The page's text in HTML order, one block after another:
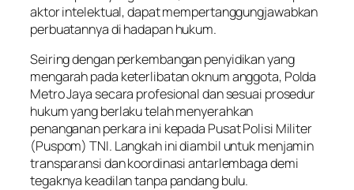
aktor intelektual, dapat mempertanggungjawabkan
perbuatannya di hadapan hukum.
Seiring dengan perkembangan penyidikan yang
mengarah pada keterlibatan oknum anggota, Polda
Metro Jaya secara profesional dan sesuai prosedur
hukum yang berlaku telah menyerahkan
penanganan perkara ini kepada Pusat Polisi Militer
(Puspom) TNI. Langkah ini diambil untuk menjamin
transparansi dan koordinasi antarlembaga demi
tegaknya keadilan tanpa pandang bulu.